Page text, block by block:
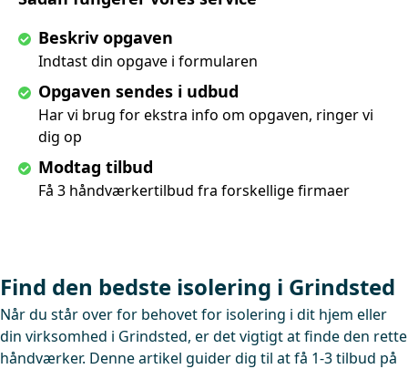
Beskriv opgaven
Indtast din opgave i formularen
Opgaven sendes i udbud
Har vi brug for ekstra info om opgaven, ringer vi
dig op
Modtag tilbud
Få 3 håndværkertilbud fra forskellige firmaer
Find den bedste isolering i Grindsted
Når du står over for behovet for isolering i dit hjem eller
din virksomhed i Grindsted, er det vigtigt at finde den rette
håndværker. Denne artikel guider dig til at få 1-3 tilbud på